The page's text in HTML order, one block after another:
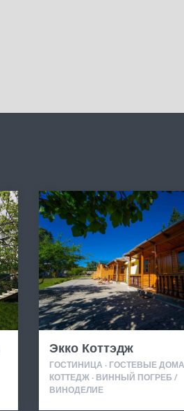
Экко Коттэдж
ГОСТИНИЦА · ГОСТЕВЫЕ ДОМА
КОТТЕДЖ · ВИННЫЙ ПОГРЕБ /
ВИНОДЕЛИЕ